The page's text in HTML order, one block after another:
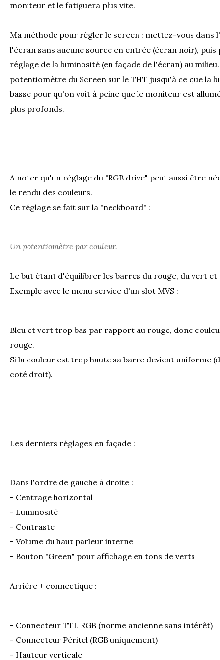
moniteur et le fatiguera plus vite.
Ma méthode pour régler le screen : mettez-vous dans
l'écran sans aucune source en entrée (écran noir),
réglage de la luminosité (en façade de l'écran) au
potentiomètre du Screen sur le THT jusqu'à ce que la
basse pour qu'on voit à peine que le moniteur est
plus profonds.
A noter qu'un réglage du "RGB drive" peut aussi être
le rendu des couleurs.
Ce réglage se fait sur la "neckboard" :
Un potentiomètre par couleur.
Le but étant d'équilibrer les barres du rouge, du vert et
Exemple avec le menu service d'un slot MVS :
Bleu et vert trop bas par rapport au rouge, donc
rouge.
Si la couleur est trop haute sa barre devient uniforme
coté droit).
Les derniers réglages en façade :
Dans l'ordre de gauche à droite :
- Centrage horizontal
- Luminosité
- Contraste
- Volume du haut parleur interne
- Bouton "Green" pour affichage en tons de verts
Arrière + connectique :
- Connecteur TTL RGB (norme ancienne sans intérêt)
- Connecteur Péritel (RGB uniquement)
- Hauteur verticale